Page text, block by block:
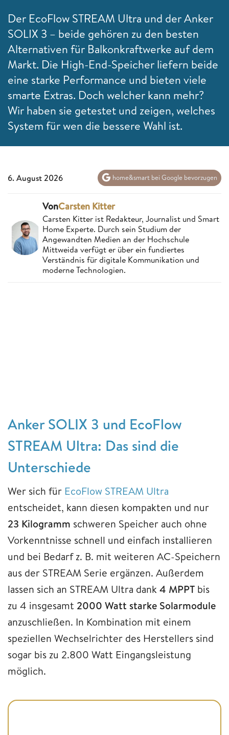
Der EcoFlow STREAM Ultra und der Anker
SOLIX 3 – beide gehören zu den besten
Alternativen für Balkonkraftwerke auf dem
Markt. Die High-End-Speicher liefern beide
eine starke Performance und bieten viele
smarte Extras. Doch welcher kann mehr?
Wir haben sie getestet und zeigen, welches
System für wen die bessere Wahl ist.
6. August 2026 home&smart bei Google bevorzugen
VonCarsten Kitter
Carsten Kitter ist Redakteur, Journalist und Smart
Home Experte. Durch sein Studium der
Angewandten Medien an der Hochschule
Mittweida verfügt er über ein fundiertes
Verständnis für digitale Kommunikation und
moderne Technologien.
Anker SOLIX 3 und EcoFlow
STREAM Ultra: Das sind die
Unterschiede
Wer sich für EcoFlow STREAM Ultra
entscheidet, kann diesen kompakten und nur
23 Kilogramm schweren Speicher auch ohne
Vorkenntnisse schnell und einfach installieren
und bei Bedarf z. B. mit weiteren AC-Speichern
aus der STREAM Serie ergänzen. Außerdem
lassen sich an STREAM Ultra dank 4 MPPT bis
zu 4 insgesamt 2000 Watt starke Solarmodule
anzuschließen. In Kombination mit einem
speziellen Wechselrichter des Herstellers sind
sogar bis zu 2.800 Watt Eingangsleistung
möglich.